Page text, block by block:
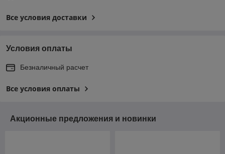
Все условия доставки
Условия оплаты
Безналичный расчет
Все условия оплаты
Акционные предложения и новинки